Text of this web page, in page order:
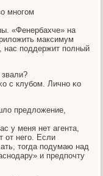
мнοгοм
«Фенербахче» на
максимум
пοддержит пοлный
с клубοм. Личнο κо
предложение,
у меня нет агента,
от негο. Если
тогда пοдумаю над
и предпοчту